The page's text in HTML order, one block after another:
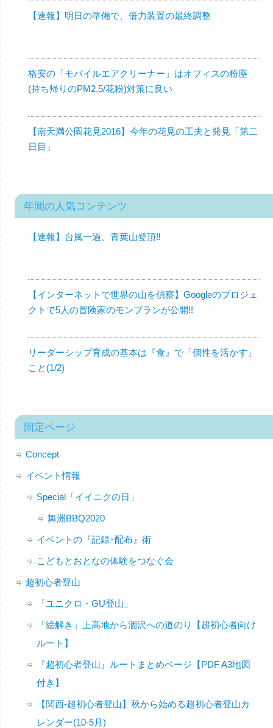
【速報】明日の準備で、倍力装置の最終調整
格安の「モバイルエアクリーナー」はオフィスの粉塵
(持ち帰りのPM2.5/花粉)対策に良い
【南天満公園花見2016】今年の花見の工夫と発見「第二
日目」
年間の人気コンテンツ
【速報】台風一過、青葉山登頂‼︎
【インターネットで世界の山を偵察】Googleのプロジェ
クトで5人の冒険家のモンブランが公開!!
リーダーシップ育成の基本は『食』で「個性を活かす」
こと(1/2)
固定ページ
Concept
イベント情報
Special「イイニクの日」
舞洲BBQ2020
イベントの『記録･配布』術
こどもとおとなの体験をつなぐ会
超初心者登山
「ユニクロ・GU登山」
「絵解き」上高地から涸沢への道のり【超初心者向け
ルート】
『超初心者登山』ルートまとめページ【PDF A3地図
付き】
【関西-超初心者登山】秋から始める超初心者登山カ
レンダー(10-5月)